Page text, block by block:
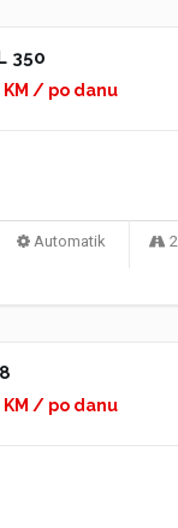
350
/ po danu
Automatik
/ po danu